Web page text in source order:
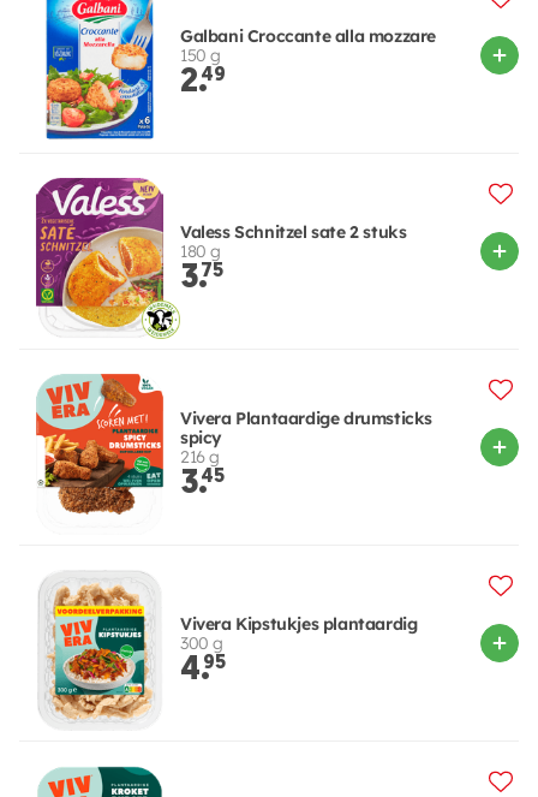
Galbani Croccante alla mozzare
150 g
2.49
Valess Schnitzel sate 2 stuks
180 g
3.75
Vivera Plantaardige drumsticks
spicy
216 g
3.45
Vivera Kipstukjes plantaardig
300 g
4.95